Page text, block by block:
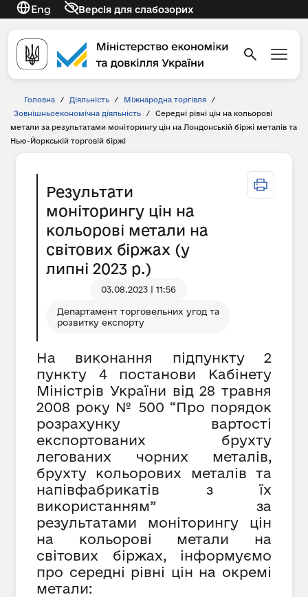
Eng Версія для слабозорих
Головна / Діяльність / Міжнародна торгівля
/
Зовнішньоекономічна діяльність
/
Середні рівні цін на кольорові
метали за результатами моніторингу цін на Лондонській біржі металів та
Нью-Йоркській торговій біржі
Результати
моніторингу цін на
кольорові метали на
світових біржах (у
липні 2023 р.)
03.08.2023 | 11:56
Департамент торговельних угод та
розвитку експорту
На виконання підпункту 2
пункту 4 постанови Кабінету
Міністрів України від 28 травня
2008 року № 500 “Про порядок
розрахунку вартості
експортованих брухту
легованих чорних металів,
брухту кольорових металів та
напівфабрикатів з їх
використанням” за
результатами моніторингу цін
на кольорові метали на
світових біржах, інформуємо
про середні рівні цін на окремі
метали: